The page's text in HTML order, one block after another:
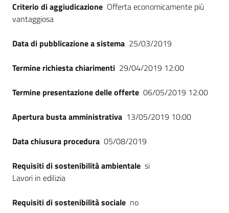
Criterio di aggiudicazione Offerta economicamente più
vantaggiosa
Data di pubblicazione a sistema 25/03/2019
Termine richiesta chiarimenti 29/04/2019 12:00
Termine presentazione delle offerte 06/05/2019 12:00
Apertura busta amministrativa 13/05/2019 10:00
Data chiusura procedura 05/08/2019
Requisiti di sostenibilità ambientale si
Lavori in edilizia
Requisiti di sostenibilità sociale no